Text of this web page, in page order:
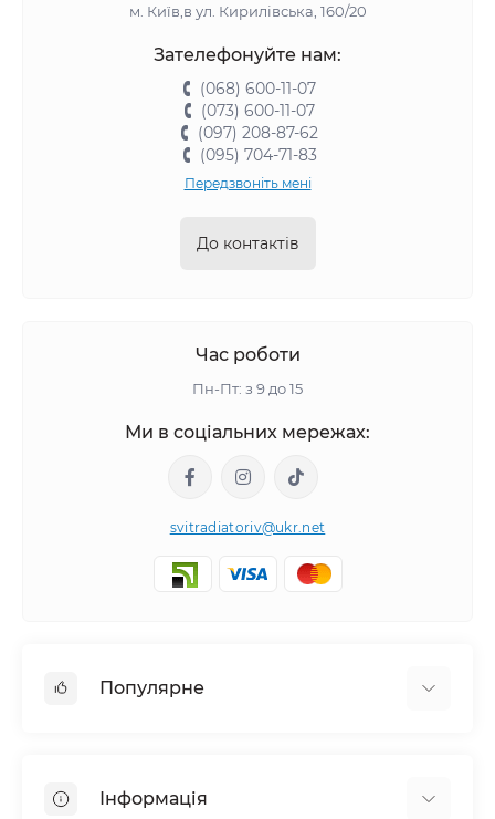
м. Київ,в ул. Кирилівська, 160/20
Зателефонуйте нам:
(068) 600-11-07
(073) 600-11-07
(097) 208-87-62
(095) 704-71-83
Передзвоніть мені
До контактів
Час роботи
Пн-Пт: з 9 до 15
Ми в соціальних мережах:
svitradiatoriv@ukr.net
Популярне
Кутовий
Інформація